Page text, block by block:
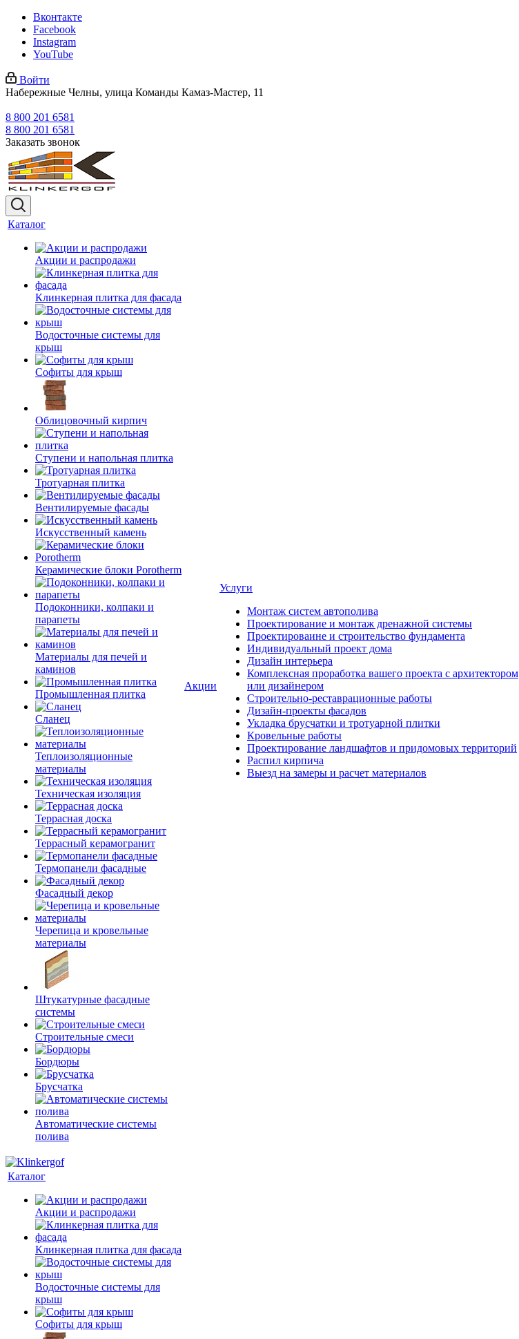
Вконтакте
Facebook
Instagram
YouTube
Войти
Набережные Челны, улица Команды Камаз-Мастер, 11
8 800 201 6581
8 800 201 6581
Заказать звонок
Каталог
Акции и распродажи
Клинкерная плитка для фасада
Водосточные системы для
крыш
Софиты для крыш
Облицовочный кирпич
Ступени и напольная плитка
Тротуарная плитка
Вентилируемые фасады
Искусственный камень
Керамические блоки Porotherm
Подоконники, колпаки и
парапеты
Материалы для печей и
каминов
Промышленная плитка
Сланец
Теплоизоляционные
материалы
Техническая изоляция
Террасная доска
Террасный керамогранит
Термопанели фасадные
Фасадный декор
Черепица и кровельные
материалы
Штукатурные фасадные
системы
Строительные смеси
Бордюры
Брусчатка
Автоматические системы
полива
Акции
Услуги
Монтаж систем автополива
Проектирование и монтаж дренажной системы
Проектироваине и строительство фундамента
Индивидуальный проект дома
Дизайн интерьера
Комплексная проработка вашего проекта с архитектором
или дизайнером
Строительно-реставрационные работы
Дизайн-проекты фасадов
Укладка брусчатки и тротуарной плитки
Кровельные работы
Проектирование ландшафтов и придомовых территорий
Распил кирпича
Выезд на замеры и расчет материалов
Каталог
Акции и распродажи
Клинкерная плитка для фасада
Водосточные системы для
крыш
Софиты для крыш